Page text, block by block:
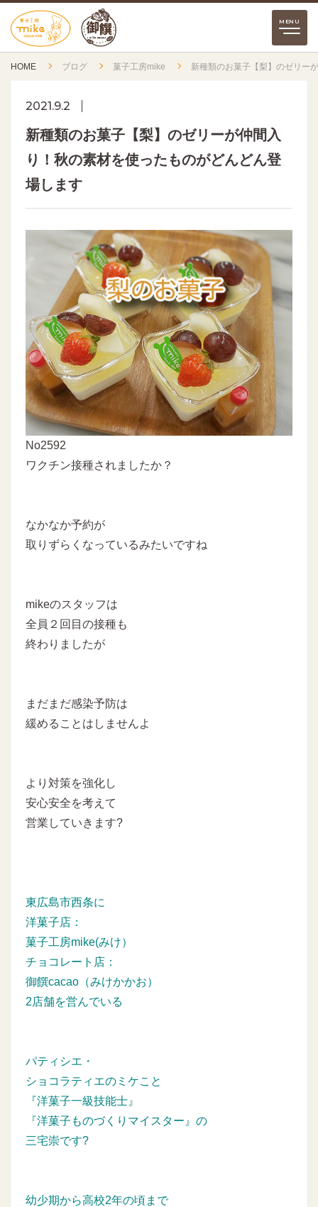
HOME ブログ 菓子工房mike 新種類のお菓子【梨】のゼリー
2021.9.2
新種類のお菓子【梨】のゼリーが仲間入
り！秋の素材を使ったものがどんどん登
場します
No2592
ワクチン接種されましたか？
なかなか予約が
取りずらくなっているみたいですね
mikeのスタッフは
全員２回目の接種も
終わりましたが
まだまだ感染予防は
緩めることはしませんよ
より対策を強化し
安心安全を考えて
営業していきます?
東広島市西条に
洋菓子店：
菓子工房mike(みけ）
チョコレート店：
御饌cacao（みけかかお）
2店舗を営んでいる
パティシエ・
ショコラティエのミケこと
『洋菓子一級技能士』
『洋菓子ものづくりマイスター』の
三宅崇です?
幼少期から高校2年の頃まで